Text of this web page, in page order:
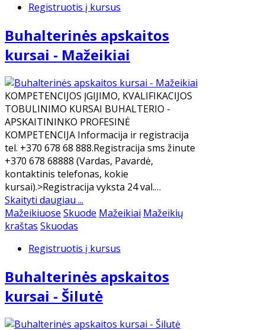
Registruotis į kursus
Buhalterinės apskaitos
kursai - Mažeikiai
KOMPETENCIJOS ĮGIJIMO, KVALIFIKACIJOS
TOBULINIMO KURSAI BUHALTERIO -
APSKAITININKO PROFESINĖ
KOMPETENCIJA Informacija ir registracija
tel. +370 678 68 888.Registracija sms žinute
+370 678 68888 (Vardas, Pavardė,
kontaktinis telefonas, kokie
kursai).>Registracija vyksta 24 val.…
Skaityti daugiau ...
Mažeikiuose Skuode Mažeikiai Mažeikių
kraštas Skuodas
Registruotis į kursus
Buhalterinės apskaitos
kursai - Šilutė